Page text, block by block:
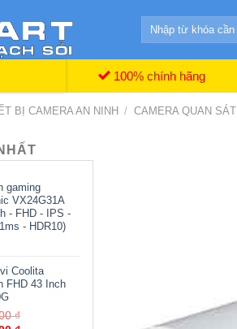
Search
100% chính hãng
BỊ CAMERA AN NINH / CAMERA QUAN SÁT
gaming
VX24G31A
- FHD - IPS -
- HDR10)
Coolita
FHD 43 Inch
₫